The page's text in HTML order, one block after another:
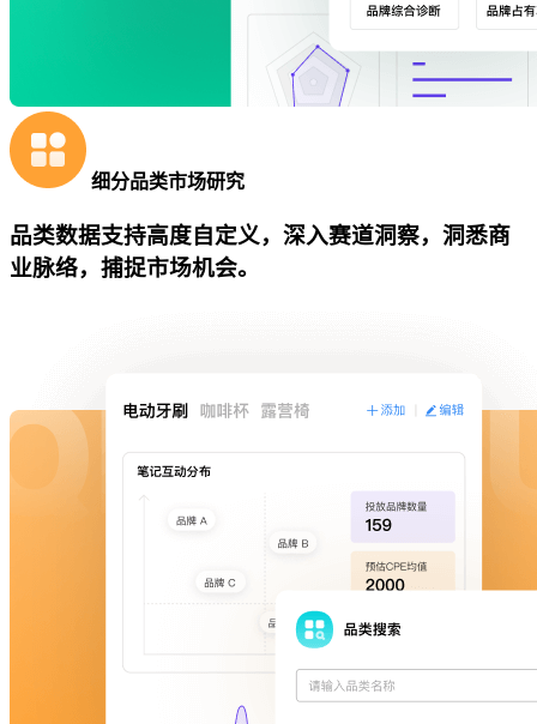
细分品类市场研究
品类数据支持高度自定义，深入赛道洞察，洞悉商
业脉络，捕捉市场机会。